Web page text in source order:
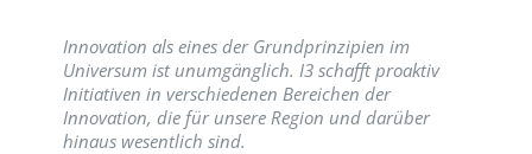
Innovation als eines der Grundprinzipien im
Universum ist unumgänglich. I3 schafft proaktiv
Initiativen in verschiedenen Bereichen der
Innovation, die für unsere Region und darüber
hinaus wesentlich sind.